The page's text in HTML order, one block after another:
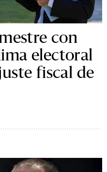
con
electoral
fiscal de